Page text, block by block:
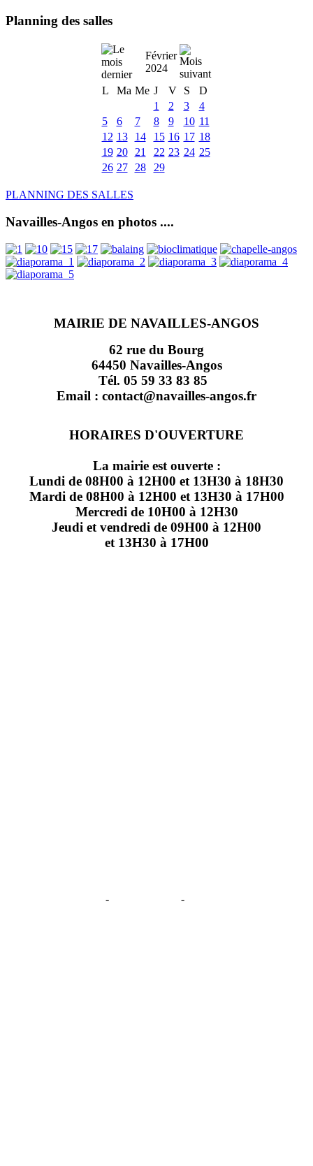
Planning des salles
Février
2024
L
Ma Me J V S
D
1
2 3
4
5
6 7 8 9 10 11
12 13 14 15 16 17 18
19 20 21 22 23 24 25
26 27 28 29
PLANNING DES SALLES
Navailles-Angos en photos ....
MAIRIE DE NAVAILLES-ANGOS
62 rue du Bourg
64450 Navailles-Angos
Tél. 05 59 33 83 85
Email : contact@navailles-angos.fr
HORAIRES D'OUVERTURE
La mairie est ouverte :
Lundi de 08H00 à 12H00 et 13H30 à 18H30
Mardi de 08H00 à 12H00 et 13H30 à 17H00
Mercredi de 10H00 à 12H30
Jeudi et vendredi de 09H00 à 12H00
et 13H30 à 17H00
- -